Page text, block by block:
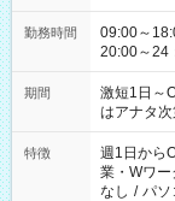
勤務時間
09:00～
20:00～24
シフトも
期間
激短1日～
はアナタ次
特徴 週1日から
業・Wワー
なし / パソ